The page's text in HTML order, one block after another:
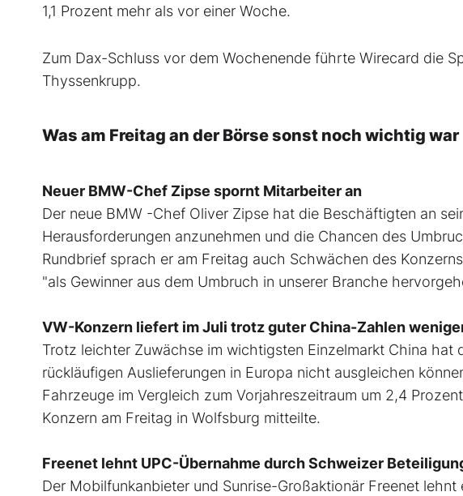
1,1 Prozent mehr als vor einer Woche.
Zum Dax-Schluss vor dem Wochenende führte Wirecard die
Thyssenkrupp.
Was am Freitag an der Börse sonst noch wichtig war
Neuer BMW-Chef Zipse spornt Mitarbeiter an
Der neue BMW -Chef Oliver Zipse hat die Beschäftigten an
Herausforderungen anzunehmen und die Chancen des
Rundbrief sprach er am Freitag auch Schwächen des
"als Gewinner aus dem Umbruch in unserer Branche
VW-Konzern liefert im Juli trotz guter China-Zahlen
Trotz leichter Zuwächse im wichtigsten Einzelmarkt China hat
rückläufigen Auslieferungen in Europa nicht ausgleichen
Fahrzeuge im Vergleich zum Vorjahreszeitraum um 2,4
Konzern am Freitag in Wolfsburg mitteilte.
Freenet lehnt UPC-Übernahme durch Schweizer
Der Mobilfunkanbieter und Sunrise-Großaktionär Freenet